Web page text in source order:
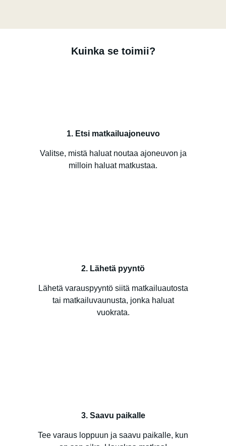
Kuinka se toimii?
1. Etsi matkailuajoneuvo
Valitse, mistä haluat noutaa ajoneuvon ja
milloin haluat matkustaa.
2. Lähetä pyyntö
Lähetä varauspyyntö siitä matkailuautosta
tai matkailuvaunusta, jonka haluat
vuokrata.
3. Saavu paikalle
Tee varaus loppuun ja saavu paikalle, kun